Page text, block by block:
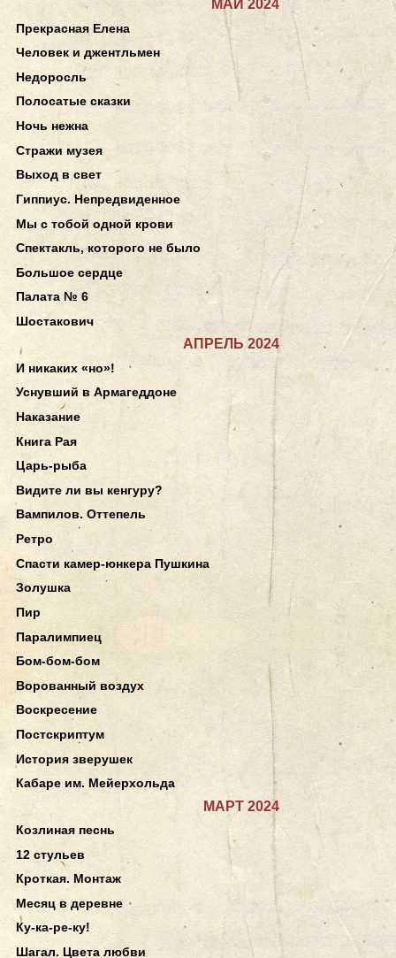
МАЙ 2024
Прекрасная Елена
Человек и джентльмен
Недоросль
Полосатые сказки
Ночь нежна
Стражи музея
Выход в свет
Гиппиус. Непредвиденное
Мы с тобой одной крови
Спектакль, которого не было
Большое сердце
Палата № 6
Шостакович
АПРЕЛЬ 2024
И никаких «но»!
Уснувший в Армагеддоне
Наказание
Книга Рая
Царь-рыба
Видите ли вы кенгуру?
Вампилов. Оттепель
Ретро
Спасти камер-юнкера Пушкина
Золушка
Пир
Паралимпиец
Бом-бом-бом
Ворованный воздух
Воскресение
Постскриптум
История зверушек
Кабаре им. Мейерхольда
МАРТ 2024
Козлиная песнь
12 стульев
Кроткая. Монтаж
Месяц в деревне
Ку-ка-ре-ку!
Шагал. Цвета любви